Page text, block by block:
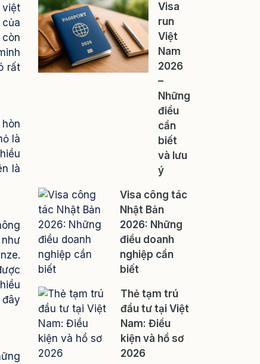
việt
rất
là
là
Visa
run
Việt
Nam
2026
–
Những
điều
cần
biết
và lưu
ý
Visa công tác
Nhật Bản
2026: Những
điều doanh
nghiệp cần
biết
Thẻ tạm trú
đầu tư tại Việt
Nam: Điều
kiện và hồ sơ
2026